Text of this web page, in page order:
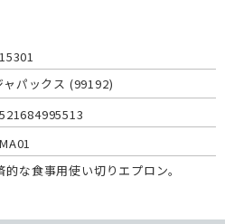
ャパックス (99192)
な食事用使い切りエプロン。